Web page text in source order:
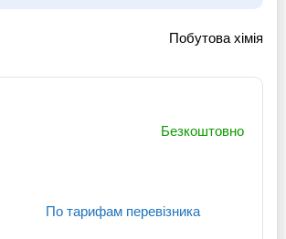
Побутова хімія
Безкоштовно
По тарифам перевізника